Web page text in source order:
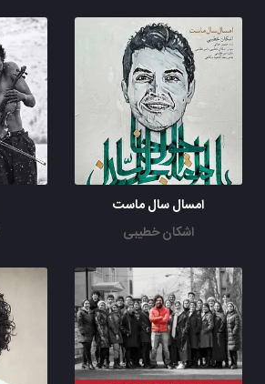
امسال سال ماست
اشکان خطیبی